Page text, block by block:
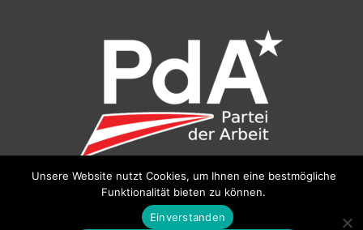
Partei der Arbeit (PdA), Bundesbüro: Drorygasse 21, 1030
pda@parteiderarbeit.at
Unsere Website nutzt Cookies, um Ihnen eine bestmögliche
Funktionalität bieten zu können.
Einverstanden